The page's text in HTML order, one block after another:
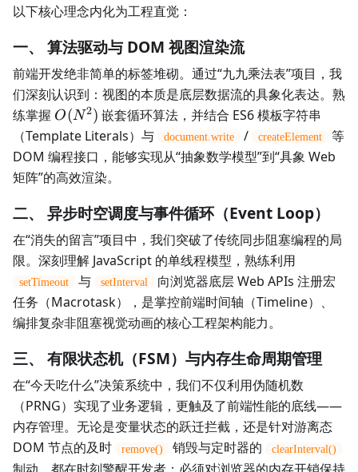
以下核心理念内化为工程直觉：
一、 算法驱动与 DOM 视图渲染流
前端开发绝非简单的标签堆砌。通过“九九乘法表”项目，我
们深刻认识到：视图的本质是底层数据流的具象化表达。熟
练掌握 O(N^2)
O(N2) 嵌套循环算法，并结合 ES6 模板字符串
（Template Literals）与
document.write / createElement
等
DOM 编程接口，能够实现从“抽象数学模型”到“具象 Web
矩阵”的高效渲染。
二、 异步时空调度与事件循环（Event Loop）
在“消失的留言”项目中，我们突破了传统同步阻塞编程的局
限。深刻理解 JavaScript 的单线程模型，熟练利用
setTimeout 与 setInterval
向浏览器底层 Web APIs 注册宏
任务（Macrotask），是掌控前端时间轴（Timeline）、
编排复杂非阻塞视觉动画的核心工程架构能力。
三、 有限状态机（FSM）与内存生命周期管理
在“今天吃什么”决策系统中，我们不仅利用伪随机数
（PRNG）实现了业务逻辑，更触及了前端性能的底线——
内存管理。无论是变量状态的跃迁拦截，还是针对游离态
DOM 节点的及时
remove() 销毁与定时器的 clearInterval()